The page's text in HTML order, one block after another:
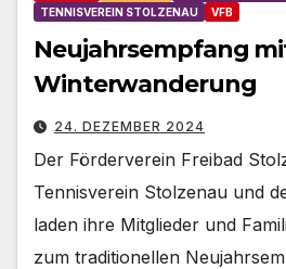
TENNISVEREIN STOLZENAU
VFB
Neujahrsempfang
Winterwanderung
24. DEZEMBER 2024
Der Förderverein Freibad
Tennisverein Stolzenau und
laden ihre Mitglieder und
zum traditionellen